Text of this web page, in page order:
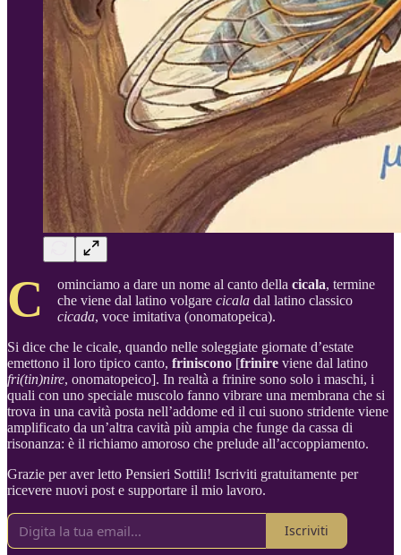
C ominciamo a dare un nome al canto della cicala, termine
che viene dal latino volgare cicala dal latino classico
cicada, voce imitativa (onomatopeica).
Si dice che le cicale, quando nelle soleggiate giornate d’estate
emettono il loro tipico canto, friniscono [frinire viene dal latino
fri(tin)nire, onomatopeico]. In realtà a frinire sono solo i maschi, i
quali con uno speciale muscolo fanno vibrare una membrana che si
trova in una cavità posta nell’addome ed il cui suono stridente viene
amplificato da un’altra cavità più ampia che funge da cassa di
risonanza: è il richiamo amoroso che prelude all’accoppiamento.
Grazie per aver letto Pensieri Sottili! Iscriviti gratuitamente per
ricevere nuovi post e supportare il mio lavoro.
Iscriviti